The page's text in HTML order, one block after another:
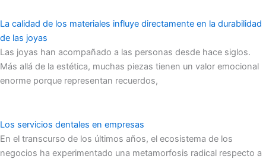
La calidad de los materiales influye directamente en la durabilidad
de las joyas
Las joyas han acompañado a las personas desde hace siglos.
Más allá de la estética, muchas piezas tienen un valor emocional
enorme porque representan recuerdos,
Los servicios dentales en empresas
En el transcurso de los últimos años, el ecosistema de los
negocios ha experimentado una metamorfosis radical respecto a